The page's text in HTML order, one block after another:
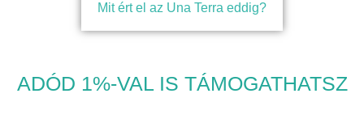
Mit ért el az Una Terra eddig?
ADÓD 1%-VAL IS TÁMOGATHATSZ